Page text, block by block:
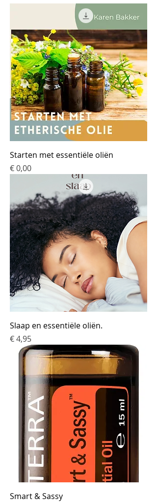
Starten met essentiële oliën
Prijs
€ 0,00
Slaap en essentiële oliën.
Prijs
€ 4,95
Smart & Sassy